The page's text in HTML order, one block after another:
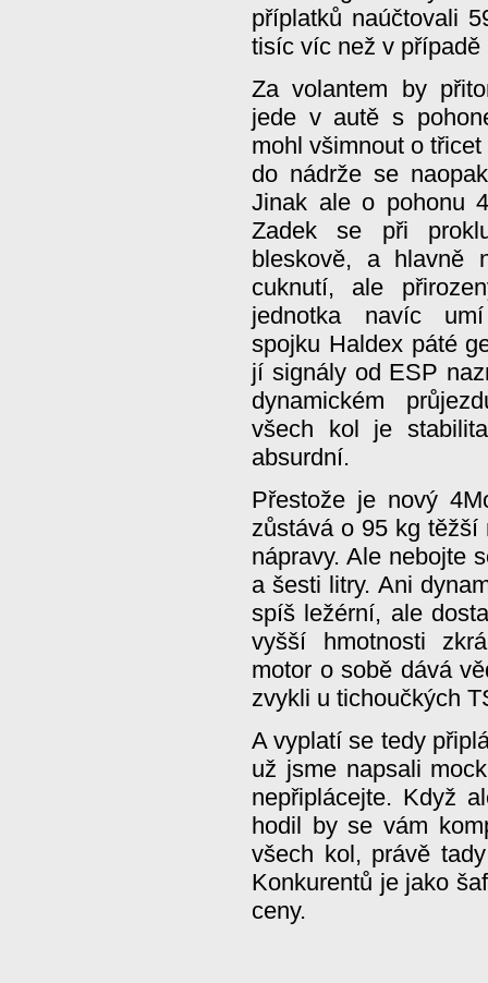
příplatků naúčtovali
tisíc víc než v případě
Za volantem by
jede v autě s
mohl všimnout o
do nádrže se
Jinak ale o pohonu
Zadek se při
bleskově, a hlavně
cuknutí, ale
jednotka navíc umí
spojku Haldex páté
jí signály od ESP
dynamickém
všech kol je
absurdní.
Přestože je nový
zůstává o 95 kg těžší
nápravy. Ale nebojte
a šesti litry. Ani
spíš ležérní, ale
vyšší hmotnosti
motor o sobě dává
zvykli u tichoučkých
A vyplatí se tedy
už jsme napsali
nepřiplácejte. Když
hodil by se vám
všech kol, právě
Konkurentů je jako
ceny.